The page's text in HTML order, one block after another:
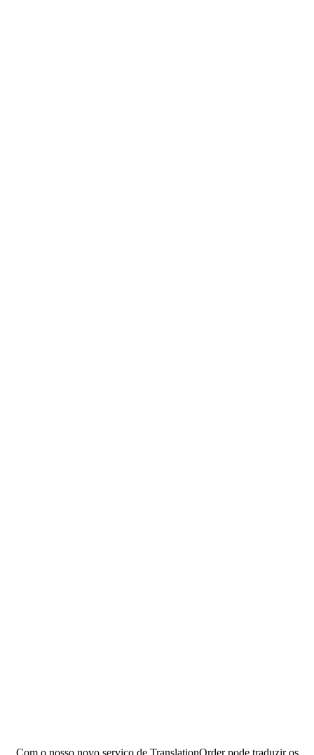
Com o nosso novo serviço de TranslationOrder pode traduzir os